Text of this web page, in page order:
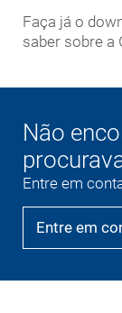
Faça já o
saber sobre a
Não
Entre em
Entre em